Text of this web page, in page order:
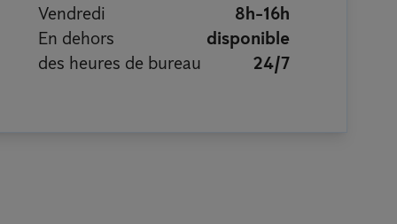
Vendredi
8h-16h
En dehors
disponible
des heures de bureau
24/7